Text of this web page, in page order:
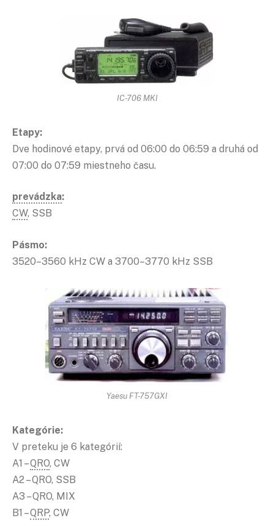
IC-706 MKI
Etapy:
Dve hodinové etapy, prvá od 06:00 do 06:59 a druhá od
07:00 do 07:59 miestneho času.
prevádzka:
CW, SSB
Pásmo:
3520–3560 kHz CW a 3700–3770 kHz SSB
Yaesu FT-757GXI
Kategórie:
V preteku je 6 kategórií:
A1 –QRO, CW
A2 – QRO, SSB
A3 – QRO, MIX
B1 –QRP, CW